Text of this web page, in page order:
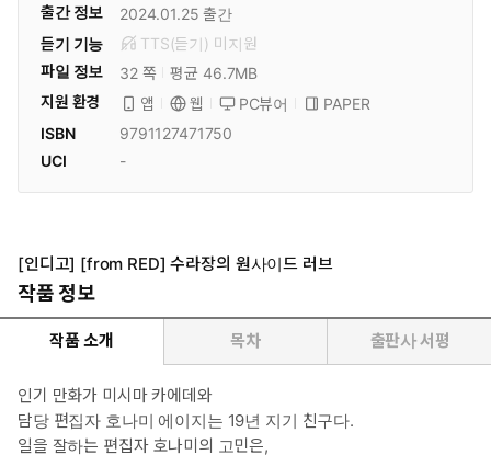
출간 정보
2024.01.25 출간
듣기 기능
TTS(듣기) 미 지원
파일 정보
32 쪽
평균 46.7MB
지원 환경
앱 웹 PC뷰어
PAPER
ISBN
9791127471750
UCI
-
[인디고] [from RED] 수라장의 원사이드 러브
작품 정보
작품 소개 목차 출판사 서평
인기 만화가 미시마 카에데와
담당 편집자 호나미 에이지는 19년 지기 친구다.
일을 잘하는 편집자 호나미의 고민은,